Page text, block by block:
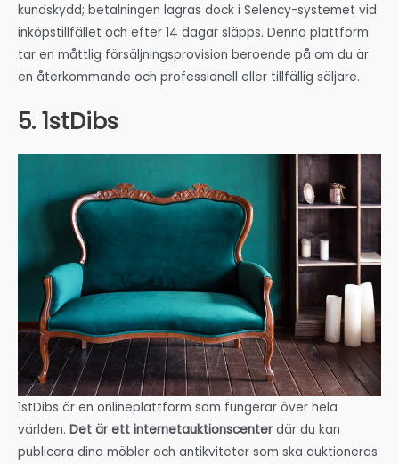
kundskydd; betalningen lagras dock i Selency-systemet vid
inköpstillfället och efter 14 dagar släpps. Denna plattform
tar en måttlig försäljningsprovision beroende på om du är
en återkommande och professionell eller tillfällig säljare.
5. 1stDibs
1stDibs är en onlineplattform som fungerar över hela
världen. Det är ett internetauktionscenter där du kan
publicera dina möbler och antikviteter som ska auktioneras